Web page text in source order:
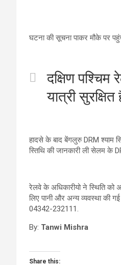
घटना की सूचना पाकर मौके पर
दक्षिण
यात्री
हादसे के बाद बेंगलुरु DRM श्याम
स्तिथि की जानकारी ली सेलम के
रेलवे के अधिकारीयो ने स्थिति को
लिए पानी और अन्य व्यवस्था
04342-232111.
By: Tanwi Mishra
Share this: